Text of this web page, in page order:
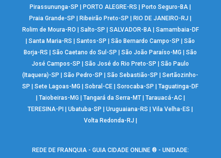
Pirassununga-SP
PORTO ALEGRE-RS Porto Seguro-BA
Praia Grande-SP
Ribeirão Preto-SP RIO DE JANEIRO-RJ
Rolim de Moura-RO
Salto-SP SALVADOR-BA| Samambaia-DF
|Santa Maria-RS |Santos-SP |São Bernardo Campo-SP |São
Borja-RS
|São Caetano do Sul-SP |São João Paraíso-MG |São
José Campos-SP
|São José do Rio Preto-SP |São Paulo
(Itaquera)-SP
|São Pedro-SP |São Sebastião-SP |Sertãozinho-
SP
|Sete Lagoas-MG |Sobral-CE |Sorocaba-SP |Taguatinga-DF
Taiobeiras-MG Tangará da Serra-MT| Tarauacá-AC|
TERESINA-PI
|Ubatuba-SP |Uruguaiana-RS |Vila Velha-ES
Volta Redonda-RJ
REDE DE FRANQUIA - GUIA CIDADE ONLINE ® - UNIDADE: